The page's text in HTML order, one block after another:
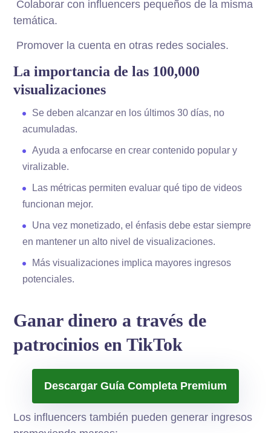
Colaborar con influencers pequeños de la misma
temática.
Promover la cuenta en otras redes sociales.
La importancia de las 100,000
visualizaciones
Se deben alcanzar en los últimos 30 días, no
acumuladas.
Ayuda a enfocarse en crear contenido popular y
viralizable.
Las métricas permiten evaluar qué tipo de videos
funcionan mejor.
Una vez monetizado, el énfasis debe estar siempre
en mantener un alto nivel de visualizaciones.
Más visualizaciones implica mayores ingresos
potenciales.
Ganar dinero a través de
patrocinios en TikTok
Descargar Guía Completa Premium
Los influencers también pueden generar ingresos